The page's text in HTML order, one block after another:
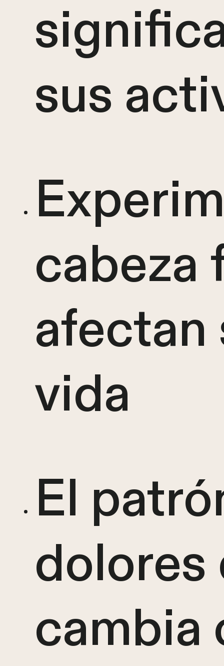
sus
cabeza
afectan
vida
El
dolores
cambia